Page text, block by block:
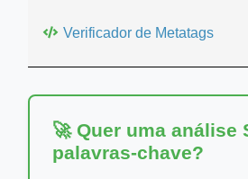
Verificador de Metatags
🚀 Quer uma análise
palavras-chave?